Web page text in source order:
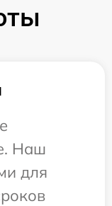
Наш
для